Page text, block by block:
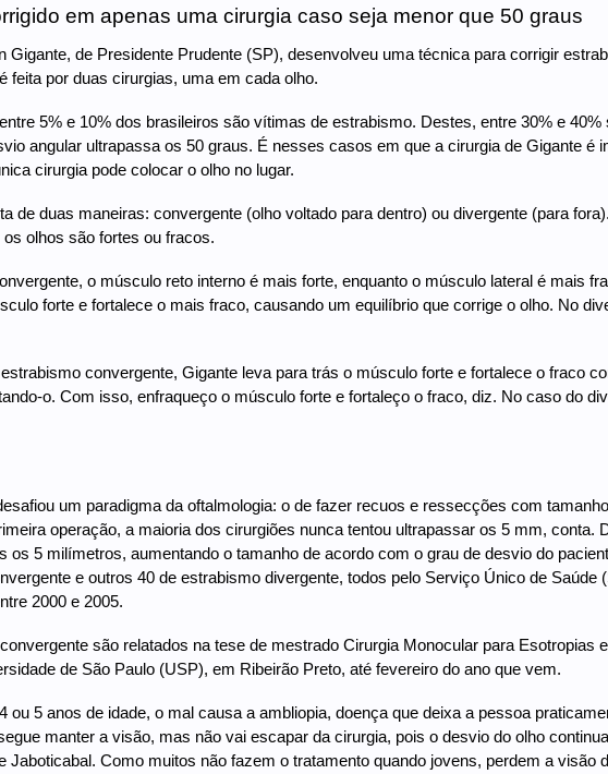
em apenas uma cirurgia caso seja menor que 50 graus
Gigante, de Presidente Prudente (SP), desenvolveu uma técnica para corrigir
feita por duas cirurgias, uma em cada olho.
5% e 10% dos brasileiros são vítimas de estrabismo. Destes, entre 30% e
angular ultrapassa os 50 graus. É nesses casos em que a cirurgia de Gigante é
cirurgia pode colocar o olho no lugar.
de duas maneiras: convergente (olho voltado para dentro) ou divergente (para
olhos são fortes ou fracos.
o músculo reto interno é mais forte, enquanto o músculo lateral é mais
forte e fortalece o mais fraco, causando um equilíbrio que corrige o olho. No
convergente, Gigante leva para trás o músculo forte e fortalece o fraco
o. Com isso, enfraqueço o músculo forte e fortaleço o fraco, diz. No caso do
um paradigma da oftalmologia: o de fazer recuos e ressecções com
operação, a maioria dos cirurgiões nunca tentou ultrapassar os 5 mm, conta.
os 5 milímetros, aumentando o tamanho de acordo com o grau de desvio do
e outros 40 de estrabismo divergente, todos pelo Serviço Único de Saúde
2000 e 2005.
são relatados na tese de mestrado Cirurgia Monocular para Esotropias
de São Paulo (USP), em Ribeirão Preto, até fevereiro do ano que vem.
ou 5 anos de idade, o mal causa a ambliopia, doença que deixa a pessoa
manter a visão, mas não vai escapar da cirurgia, pois o desvio do olho
Jaboticabal. Como muitos não fazem o tratamento quando jovens, perdem a visão